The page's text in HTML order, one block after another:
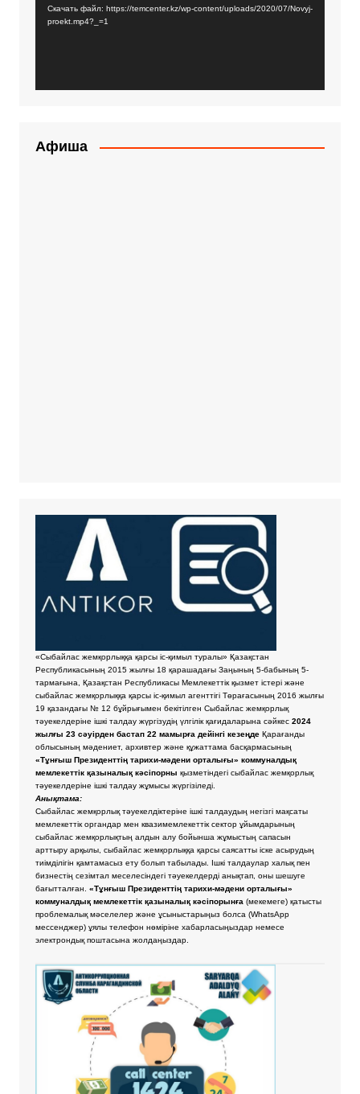
Скачать файл: https://temcenter.kz/wp-content/uploads/2020/07/Novyj-
proekt.mp4?_=1
Афиша
«Сыбайлас жемқорлыққа қарсы іс-қимыл туралы» Қазақстан
Республикасының 2015 жылғы 18 қарашадағы Заңының 5-бабының 5-
тармағына, Қазақстан Республикасы Мемлекеттік қызмет істері және
сыбайлас жемқорлыққа қарсы іс-қимыл агенттігі Төрағасының 2016 жылғы
19 қазандағы № 12 бұйрығымен бекітілген Сыбайлас жемқорлық
тәуекелдеріне ішкі талдау жүргізудің үлгілік қағидаларына сәйкес2024
жылғы 23 сәуірден бастап 22 мамырға дейінгі кезеңде Қарағанды
облысының мәдениет, архивтер және құжаттама басқармасының
«Тұнғыш Президенттің тарихи-мәдени орталығы» коммуналдық
мемлекеттік қазыналық кәсіпорны қызметіндегі сыбайлас жемқорлық
тәуекелдеріне ішкі талдау жұмысы жүргізіледі.
Анықтама:
Сыбайлас жемқорлық тәуекелдіктеріне ішкі талдаудың негізгі мақсаты
мемлекеттік органдар мен квазимемлекеттік сектор ұйымдарының
сыбайлас жемқорлықтың алдын алу бойынша жұмыстың сапасын
арттыру арқылы, сыбайлас жемқорлыққа қарсы саясатты іске асырудың
тиімділігін қамтамасыз ету болып табылады. Ішкі талдаулар халық пен
бизнестің сезімтал меселесіндегі тәуекелдерді анықтап, оны шешуге
бағытталған. «Тұнғыш Президенттің тарихи-мәдени орталығы»
коммуналдық мемлекеттік қазыналық кәсіпорынға (мекемеге) қатысты
проблемалық мәселелер және ұсыныстарыңыз болса (WhatsApp
мессенджер) ұялы телефон нөміріне хабарласыңыздар немесе
электрондық поштасына жолдаңыздар.